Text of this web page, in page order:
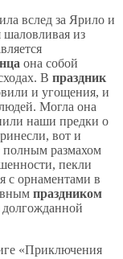
вслед за Ярило и
из
она собой
В праздник
и угощения, и
Могла она
наши предки о
вот и
полным размахом
пекли
с орнаментами в
праздником
долгожданной
«Приключения